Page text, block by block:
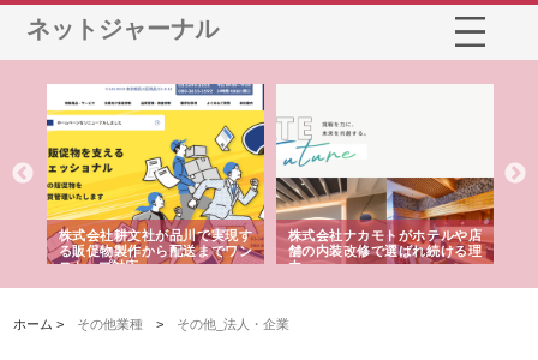
ネットジャーナル
株式会社耕文社が品川で実現す
る販促物製作から配送までワン
ストップ対応
株式会社ナカモトがホテルや店
舗の内装改修で選ばれ続ける理
由
ホーム > その他業種 > その他_法人・企業